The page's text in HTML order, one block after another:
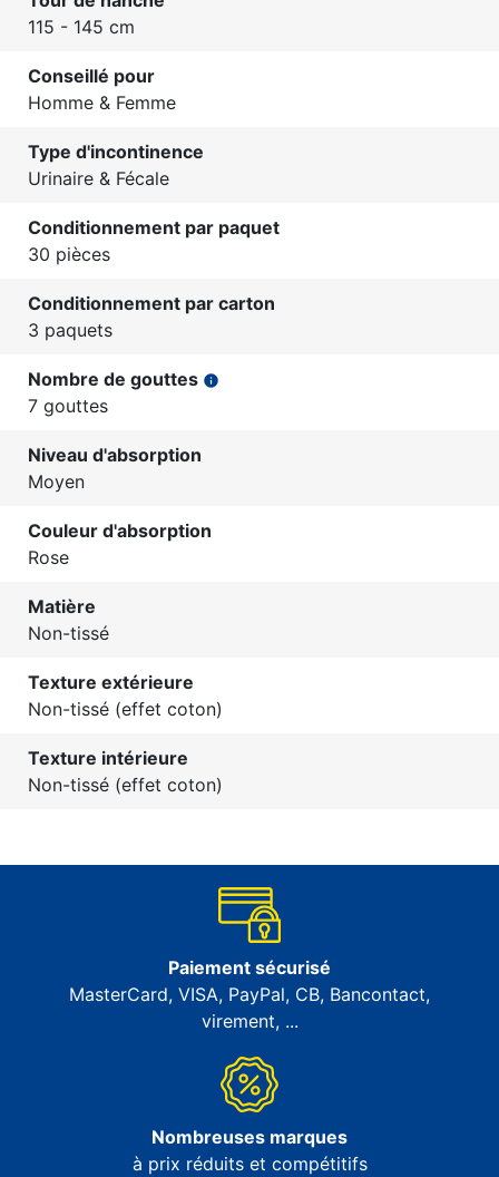
115 - 145 cm
Conseillé pour
Homme & Femme
Type d'incontinence
Urinaire & Fécale
Conditionnement par paquet
30 pièces
Conditionnement par carton
3 paquets
Nombre de gouttes info
7 gouttes
Niveau d'absorption
Moyen
Couleur d'absorption
Rose
Matière
Non-tissé
Texture extérieure
Non-tissé (effet coton)
Texture intérieure
Non-tissé (effet coton)
Paiement sécurisé
MasterCard, VISA, PayPal, CB, Bancontact,
virement, ...
Nombreuses marques
à prix réduits et compétitifs